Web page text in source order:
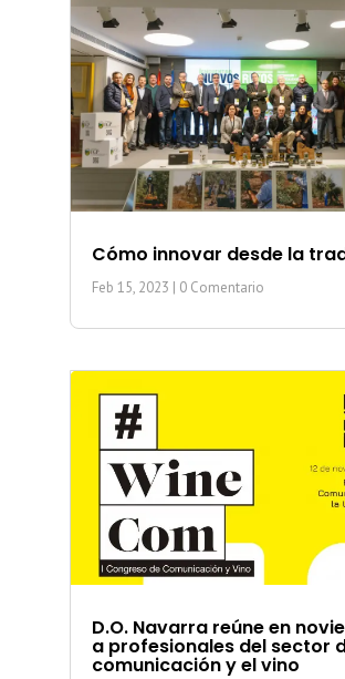
Cómo innovar desde la
Feb 15, 2023 | 0 Comentario
D.O. Navarra reúne en
a profesionales del sector
comunicación y el vino